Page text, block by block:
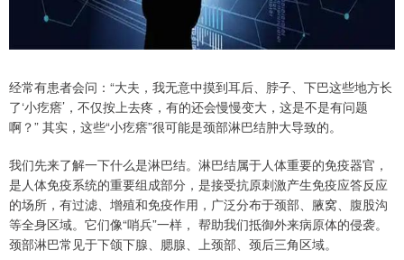
经常有患者会问：“大夫，我无意中摸到耳后、脖子、下巴这些地方长
了‘小疙瘩’，不仅按上去疼，有的还会慢慢变大，这是不是有问题
啊？” 其实，这些“小疙瘩”很可能是颈部淋巴结肿大导致的。
我们先来了解一下什么是淋巴结。淋巴结属于人体重要的免疫器官，
是人体免疫系统的重要组成部分，是接受抗原刺激产生免疫应答反应
的场所，有过滤、增殖和免疫作用，广泛分布于颈部、腋窝、腹股沟
等全身区域。它们像“哨兵”一样， 帮助我们抵御外来病原体的侵袭。
颈部淋巴常见于下颌下腺、腮腺、上颈部、颈后三角区域。